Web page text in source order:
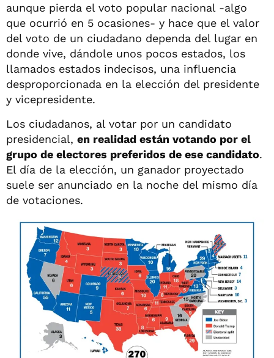
aunque pierda el voto popular nacional -algo
que ocurrió en 5 ocasiones- y hace que el valor
del voto de un ciudadano dependa del lugar en
donde vive, dándole unos pocos estados, los
llamados estados indecisos, una influencia
desproporcionada en la elección del presidente
y vicepresidente.
Los ciudadanos, al votar por un candidato
presidencial, en realidad están votando por el
grupo de electores preferidos de ese candidato.
El día de la elección, un ganador proyectado
suele ser anunciado en la noche del mismo día
de votaciones.